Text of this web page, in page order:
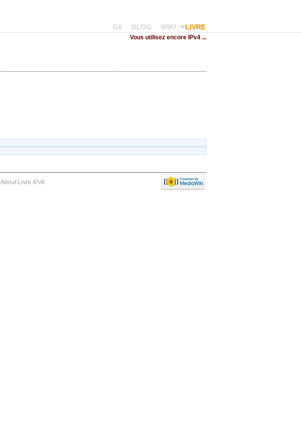
G6 BLOG WIKI LIVRE
Vous utilisez encore IPv4 ...
About Livre IPv6